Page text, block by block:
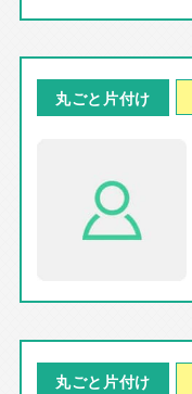
丸ごと片付け
丸ごと片付け